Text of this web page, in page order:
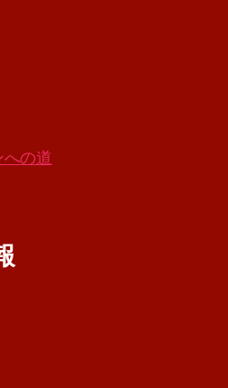
の道